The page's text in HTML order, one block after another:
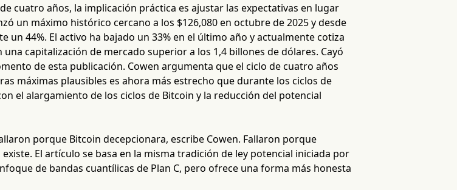
cuatro años, la implicación práctica es ajustar las expectativas en lugar
un máximo histórico cercano a los $126,080 en octubre de 2025 y desde
un 44%. El activo ha bajado un 33% en el último año y actualmente cotiza
capitalización de mercado superior a los 1,4 billones de dólares. Cayó
de esta publicación. Cowen argumenta que el ciclo de cuatro años
máximas plausibles es ahora más estrecho que durante los ciclos de
el alargamiento de los ciclos de Bitcoin y la reducción del potencial
porque Bitcoin decepcionara, escribe Cowen. Fallaron porque
El artículo se basa en la misma tradición de ley potencial iniciada por
de bandas cuantílicas de Plan C, pero ofrece una forma más honesta